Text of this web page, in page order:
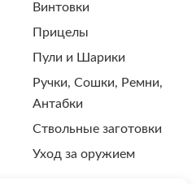
Винтовки
Прицелы
Пули и Шарики
Ручки, Сошки, Ремни,
Антабки
Ствольные заготовки
Уход за оружием